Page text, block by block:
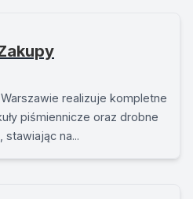
realizuje kompletne
piśmiennicze oraz drobne
na...